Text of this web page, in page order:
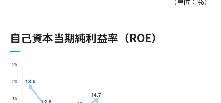
（単位：%）
自己資本当期純利益率（ROE）